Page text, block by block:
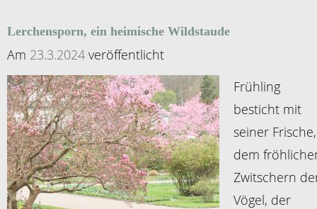
Lerchensporn, ein heimische Wildstaude
Am 23.3.2024 veröffentlicht
Frühling
besticht mit
seiner Frische,
dem
Zwitschern
Vögel, der